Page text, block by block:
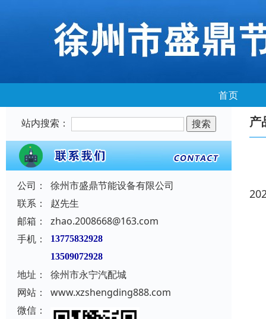
首页
站内搜索：
公司：
徐州市盛鼎节能设备有限公司
联系：
赵先生
邮箱：
zhao.2008668@163.com
手机：
13775832928
13509072928
地址：
徐州市永宁汽配城
网站：
www.xzshengding888.com
微信：
产